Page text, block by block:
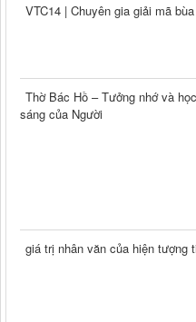
VTC14 | Chuyên gia giải mã
Thờ Bác Hồ – Tưởng nhớ và
sáng của Người
giá trị nhân văn của hiện tượng